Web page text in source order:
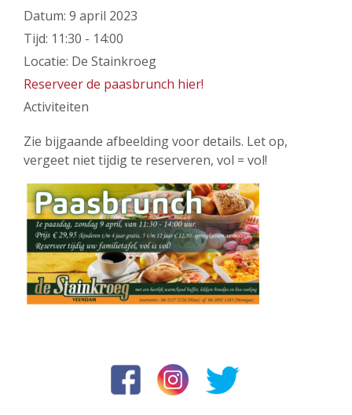
Datum: 9 april 2023
Tijd: 11:30 - 14:00
Locatie: De Stainkroeg
Reserveer de paasbrunch hier!
Activiteiten
Zie bijgaande afbeelding voor details. Let op,
vergeet niet tijdig te reserveren, vol = vol!